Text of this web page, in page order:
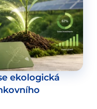
ekologická